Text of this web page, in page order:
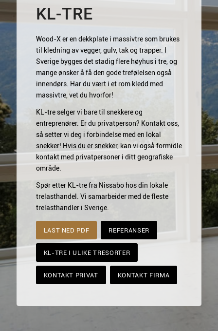
KL-TRE
Wood-X er en dekkplate i massivtre som brukes
til kledning av vegger, gulv, tak og trapper. I
Sverige bygges det stadig flere høyhus i tre, og
mange ønsker å få den gode trefølelsen også
innendørs. Har du vært i et rom kledd med
massivtre, vet du hvorfor!
KL-tre selger vi bare til snekkere og
entreprenører. Er du privatperson? Kontakt oss,
så setter vi deg i forbindelse med en lokal
snekker! Hvis du er snekker, kan vi også formidle
kontakt med privatpersoner i ditt geografiske
område.
Spør etter KL-tre fra Nissabo hos din lokale
trelasthandel. Vi samarbeider med de fleste
trelasthandler i Sverige.
LAST NED PDF REFERANSER
KL-TRE I ULIKE TRESORTER
KONTAKT PRIVAT KONTAKT FIRMA